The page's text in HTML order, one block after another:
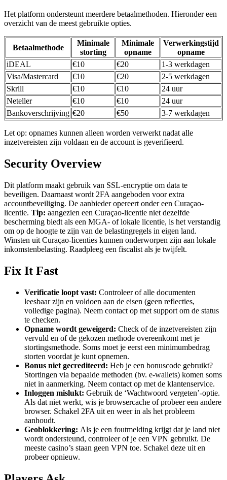
Het platform ondersteunt meerdere betaalmethoden. Hieronder een
overzicht van de meest gebruikte opties.
Betaalmethode
Minimale
storting
Minimale
opname
Verwerkingstijd
opname
iDEAL
€10 €20
1-3 werkdagen
Visa/Mastercard
€10 €20
2-5 werkdagen
Skrill
€10 €10
24 uur
Neteller
€10 €10
24 uur
Bankoverschrijving €20 €50 3-7 werkdagen
Let op: opnames kunnen alleen worden verwerkt nadat alle
inzetvereisten zijn voldaan en de account is geverifieerd.
Security Overview
Dit platform maakt gebruik van SSL-encryptie om data te
beveiligen. Daarnaast wordt 2FA aangeboden voor extra
accountbeveiliging. De aanbieder opereert onder een Curaçao-
licentie. Tip: aangezien een Curaçao-licentie niet dezelfde
bescherming biedt als een MGA- of lokale licentie, is het verstandig
om op de hoogte te zijn van de belastingregels in eigen land.
Winsten uit Curaçao-licenties kunnen onderworpen zijn aan lokale
inkomstenbelasting. Raadpleeg een fiscalist als je twijfelt.
Fix It Fast
Verificatie loopt vast: Controleer of alle documenten
leesbaar zijn en voldoen aan de eisen (geen reflecties,
volledige pagina). Neem contact op met support om de status
te checken.
Opname wordt geweigerd: Check of de inzetvereisten zijn
vervuld en of de gekozen methode overeenkomt met je
stortingsmethode. Soms moet je eerst een minimumbedrag
storten voordat je kunt opnemen.
Bonus niet gecrediteerd: Heb je een bonuscode gebruikt?
Stortingen via bepaalde methoden (bv. e-wallets) komen soms
niet in aanmerking. Neem contact op met de klantenservice.
Inloggen mislukt: Gebruik de ‘Wachtwoord vergeten’-optie.
Als dat niet werkt, wis je browsercache of probeer een andere
browser. Schakel 2FA uit en weer in als het probleem
aanhoudt.
Geoblokkering: Als je een foutmelding krijgt dat je land niet
wordt ondersteund, controleer of je een VPN gebruikt. De
meeste casino’s staan geen VPN toe. Schakel deze uit en
probeer opnieuw.